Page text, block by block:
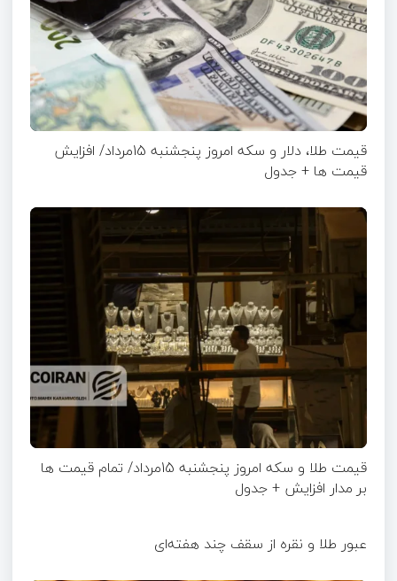
قیمت طلا، دلار و سکه امروز پنجشنبه 15مرداد/ افزایش
قیمت ها + جدول
قیمت طلا و سکه امروز پنجشنبه 15مرداد/ تمام قیمت ها
بر مدار افزایش + جدول
عبور طلا و نقره از سقف چند هفته‌ای